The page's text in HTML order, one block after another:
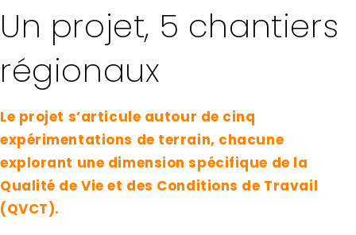
Un projet, 5 chantiers
régionaux
Le projet s’articule autour de cinq
expérimentations de terrain, chacune
explorant une dimension spécifique de la
Qualité de Vie et des Conditions de Travail
(QVCT).